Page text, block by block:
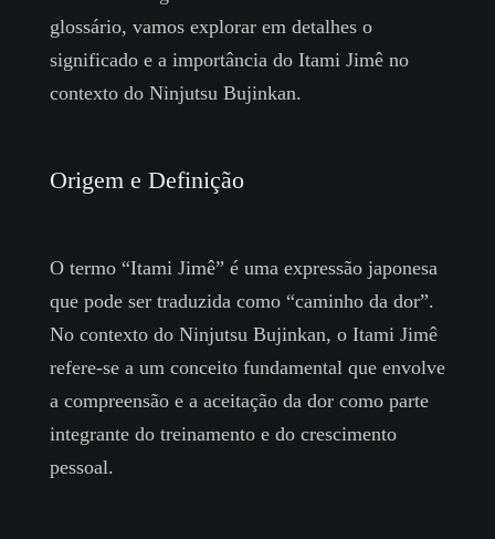
glossário, vamos explorar em detalhes o
significado e a importância do Itami Jimê no
contexto do Ninjutsu Bujinkan.
Origem e Definição
O termo “Itami Jimê” é uma expressão japonesa
que pode ser traduzida como “caminho da dor”.
No contexto do Ninjutsu Bujinkan, o Itami Jimê
refere-se a um conceito fundamental que envolve
a compreensão e a aceitação da dor como parte
integrante do treinamento e do crescimento
pessoal.